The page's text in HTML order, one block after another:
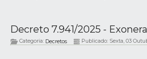
Categoria: Decretos Publicado: Sexta, 03